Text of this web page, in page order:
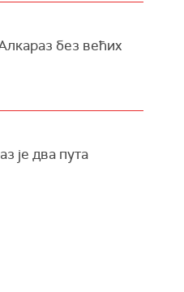
без већих
је два пута